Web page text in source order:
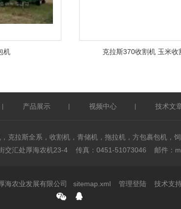
机 克拉斯370收割机 玉米收
产品展示 视频中心 技术文
克拉斯全系，收割机，青储机，拖拉机，方包裹包机，
交汇处厚海农机23-4 传真：0451-51073046 邮件：
海农业发展有限公司 sitemap.xml 管理登陆 技术支持